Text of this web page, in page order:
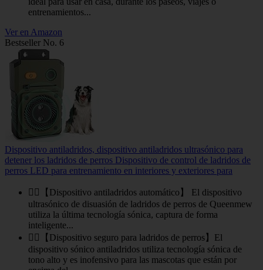
entrenamientos...
Ver en Amazon
Bestseller No. 6
Dispositivo antiladridos, dispositivo antiladridos ultrasónico para
detener los ladridos de perros Dispositivo de control de ladridos de
perros LED para entrenamiento en interiores y exteriores para
🐕‍🦺【Dispositivo antiladridos automático】 El dispositivo
ultrasónico de disuasión de ladridos de perros de Queenmew
utiliza la última tecnología sónica, captura de forma
inteligente...
🐕‍🦺【Dispositivo seguro para ladridos de perros】El
dispositivo sónico antiladridos utiliza tecnología sónica de
tono alto y es inofensivo para las mascotas que están por